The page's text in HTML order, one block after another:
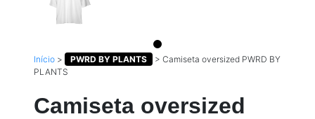
Início > PWRD BY PLANTS > Camiseta oversized PWRD BY
PLANTS
Camiseta oversized